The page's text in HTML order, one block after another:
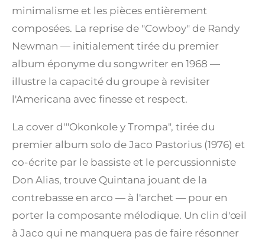
minimalisme et les pièces entièrement
composées. La reprise de "Cowboy" de Randy
Newman — initialement tirée du premier
album éponyme du songwriter en 1968 —
illustre la capacité du groupe à revisiter
l'Americana avec finesse et respect.
La cover d'"Okonkole y Trompa", tirée du
premier album solo de Jaco Pastorius (1976) et
co-écrite par le bassiste et le percussionniste
Don Alias, trouve Quintana jouant de la
contrebasse en arco — à l'archet — pour en
porter la composante mélodique. Un clin d'œil
à Jaco qui ne manquera pas de faire résonner